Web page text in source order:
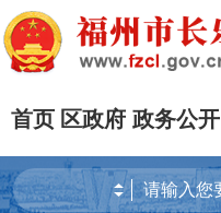
首页 区政府 政务公开